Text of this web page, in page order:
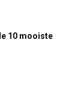
10 mooiste